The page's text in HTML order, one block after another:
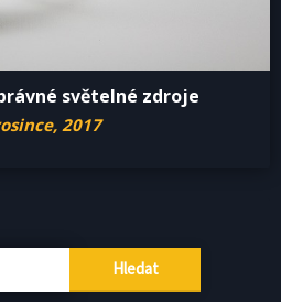
světelné zdroje
2017